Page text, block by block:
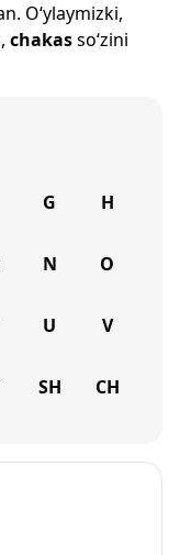
O‘ylaymizki,
chakasso‘zini
G H
N O
U V
SH CH